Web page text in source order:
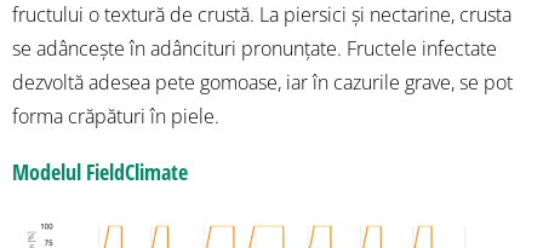
fructului o textură de crustă. La piersici și nectarine, crusta
se adâncește în adâncituri pronunțate. Fructele infectate
dezvoltă adesea pete gomoase, iar în cazurile grave, se pot
forma crăpături în piele.
Modelul FieldClimate